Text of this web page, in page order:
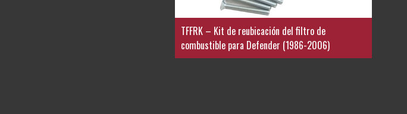
TFFRK – Kit de reubicación del filtro de
combustible para Defender (1986-2006)